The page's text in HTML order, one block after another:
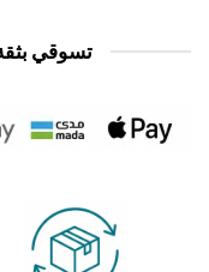
تسوقي بثقة —